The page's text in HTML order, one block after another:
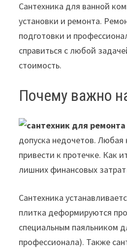
Сантехника для ванной
установки и ремонта.
подготовки и
справиться с любой
стоимость.
Почему важно
допуска недочетов. Любая
привести к протечке. Как
лишних финансовых
Сантехника
плитка деформируются
специальным паяльником
профессионала). Также